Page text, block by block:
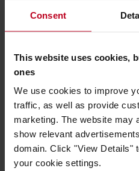
Consent
This website uses cookies,
ones
We use cookies to improve
traffic, as well as provide
marketing. The website may
show relevant
domain. Click "View Details"
your cookie settings.
Atoptima
– KI-gestützte
Routenplanung,
Cind– KI-basierte
Bestandsoptimierung,
Lagerbestände und
bringen.
Warebee– Digital-Twin-
die mithilfe von KI